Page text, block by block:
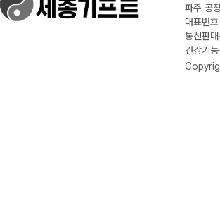
파주 공
대표번
통신판
건강기